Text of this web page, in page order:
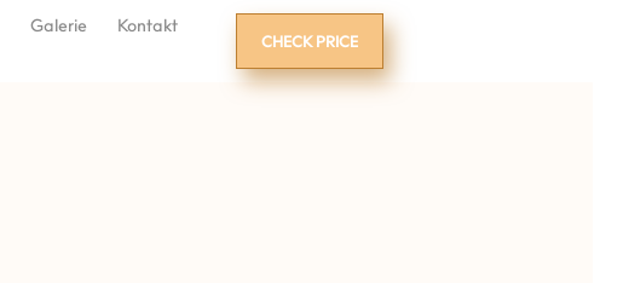
Galerie
Kontakt
CHECK PRICE